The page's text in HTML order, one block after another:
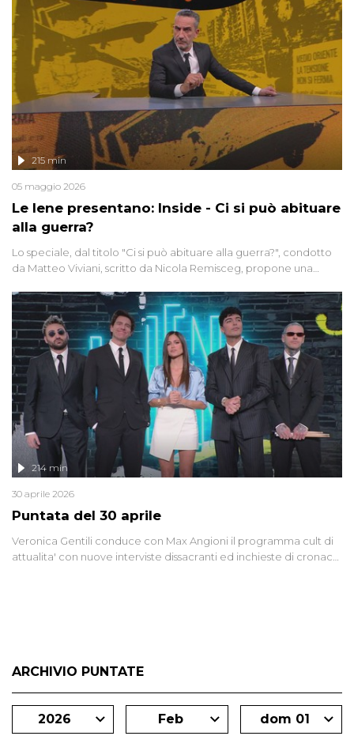
Le Iene presentano: Inside - Ci si può abituare
alla guerra?
215 min
05 maggio 2026
Lo speciale, dal titolo "Ci si può abituare alla guerra?", condotto
da Matteo Viviani, scritto da Nicola Remisceg, propone una
di settore - su quanto la guerra sia diventata una realtà pervasiva.
Anche se l'Italia non è direttamente coinvolta in conflitti armati, il
contesto globale rende impossibile considerarla un fenomeno
lontano.
Puntata del 30 aprile
214 min
30 aprile 2026
Veronica Gentili conduce con Max Angioni il programma cult di
attualita' con nuove interviste dissacranti ed inchieste di cronaca
ARCHIVIO PUNTATE
2026 Feb dom 01